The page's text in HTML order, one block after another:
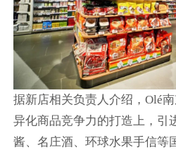
据新店相关负责人介绍，Olé
异化商品竞争力的打造上，引
酱、名庄酒、环球水果手信等